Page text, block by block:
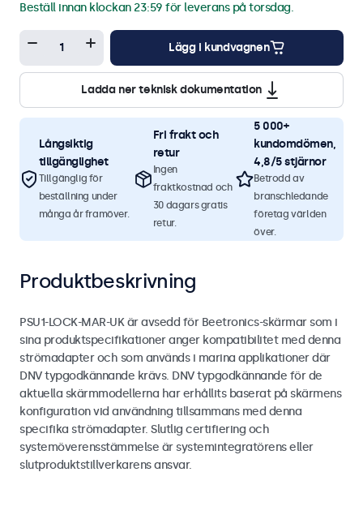
Beställ innan klockan 23:59 för leverans på torsdag.
Lägg i kundvagnen
Ladda ner teknisk dokumentation
Långsiktig
tillgänglighet
Tillgänglig för
beställning under
många år framöver.
Fri frakt och
retur
Ingen
fraktkostnad och
30 dagars gratis
retur.
5 000+
kundomdömen,
4,8/5 stjärnor
Betrodd av
branschledande
företag världen
över.
Produktbeskrivning
PSU1-LOCK-MAR-UK är avsedd för Beetronics-skärmar som i
sina produktspecifikationer anger kompatibilitet med denna
strömadapter och som används i marina applikationer där
DNV typgodkännande krävs. DNV typgodkännande för de
aktuella skärmmodellerna har erhållits baserat på skärmens
konfiguration vid användning tillsammans med denna
specifika strömadapter. Slutlig certifiering och
systemöverensstämmelse är systemintegratörens eller
slutproduktstillverkarens ansvar.